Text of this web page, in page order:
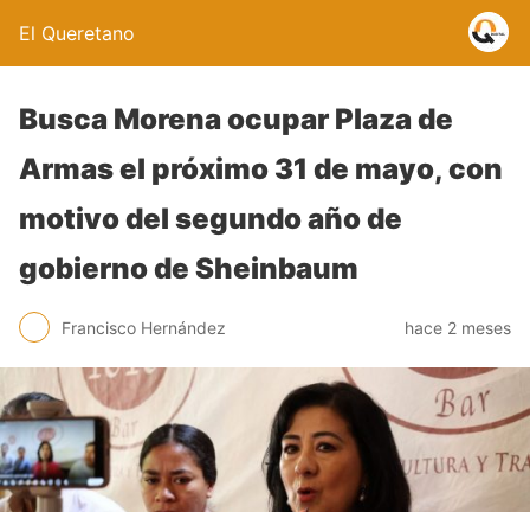
El Queretano
Busca Morena ocupar Plaza de
Armas el próximo 31 de mayo, con
motivo del segundo año de
gobierno de Sheinbaum
Francisco Hernández hace 2 meses